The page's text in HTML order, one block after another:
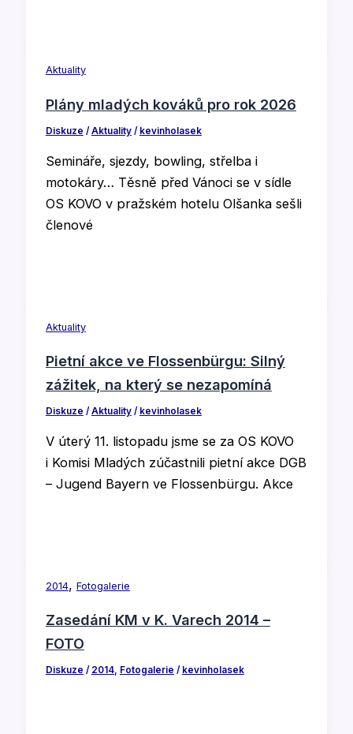
Aktuality
Plány mladých kováků pro rok 2026
Diskuze /Aktuality/ kevinholasek
Semináře, sjezdy, bowling, střelba i
motokáry… Těsně před Vánoci se v sídle
OS KOVO v pražském hotelu Olšanka sešli
členové
Aktuality
Pietní akce ve Flossenbürgu: Silný
zážitek, na který se nezapomíná
Diskuze /Aktuality/ kevinholasek
V úterý 11. listopadu jsme se za OS KOVO
i Komisi Mladých zúčastnili pietní akce DGB
– Jugend Bayern ve Flossenbürgu. Akce
2014, Fotogalerie
Zasedání KM v K. Varech 2014 –
FOTO
Diskuze / 2014, Fotogalerie / kevinholasek